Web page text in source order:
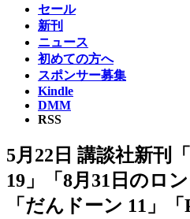
セール
新刊
ニュース
初めての方へ
スポンサー募集
Kindle
DMM
RSS
5月22日 講談社新刊
19」「8月31日のロ
「だんドーン 11」